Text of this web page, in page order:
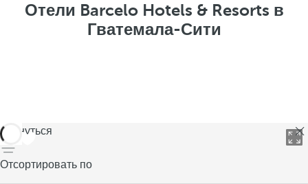
Отели Barcelo Hotels & Resorts в
Гватемала-Сити
вернуться
Отсортировать по